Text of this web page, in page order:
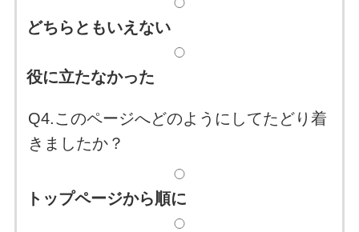
どちらともいえない
役に立たなかった
Q4.このページへどのようにしてたどり着
きましたか？
トップページから順に